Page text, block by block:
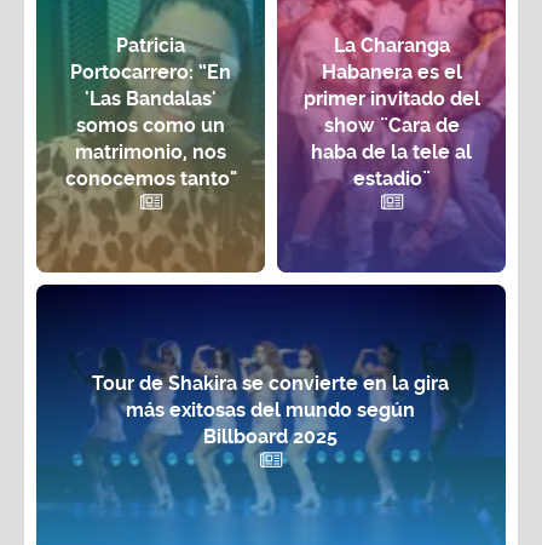
Patricia
Portocarrero: “En
'Las Bandalas'
somos como un
matrimonio, nos
conocemos tanto"
La Charanga
Habanera es el
primer invitado del
show ¨Cara de
haba de la tele al
estadio¨
Tour de Shakira se convierte en la gira
más exitosas del mundo según
Billboard 2025